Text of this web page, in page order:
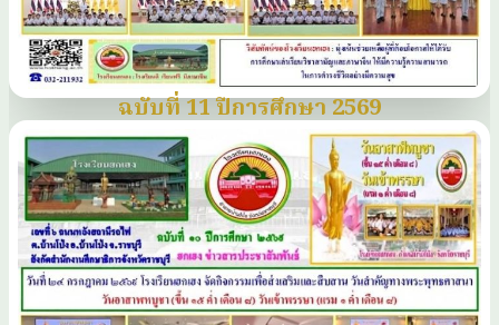
ฉบับที่ 11 ปีการศึกษา 2569